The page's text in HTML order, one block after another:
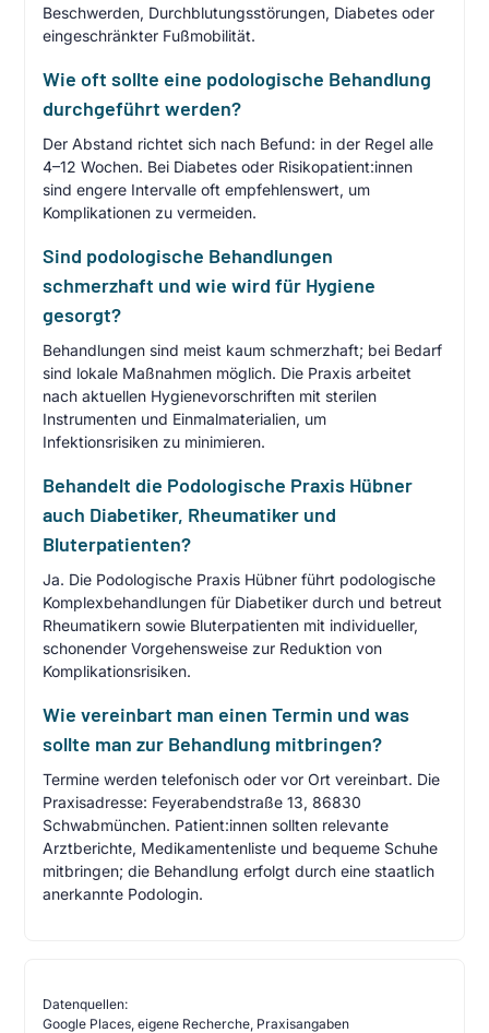
Beschwerden, Durchblutungsstörungen, Diabetes oder
eingeschränkter Fußmobilität.
Wie oft sollte eine podologische Behandlung
durchgeführt werden?
Der Abstand richtet sich nach Befund: in der Regel alle
4–12 Wochen. Bei Diabetes oder Risikopatient:innen
sind engere Intervalle oft empfehlenswert, um
Komplikationen zu vermeiden.
Sind podologische Behandlungen
schmerzhaft und wie wird für Hygiene
gesorgt?
Behandlungen sind meist kaum schmerzhaft; bei Bedarf
sind lokale Maßnahmen möglich. Die Praxis arbeitet
nach aktuellen Hygienevorschriften mit sterilen
Instrumenten und Einmalmaterialien, um
Infektionsrisiken zu minimieren.
Behandelt die Podologische Praxis Hübner
auch Diabetiker, Rheumatiker und
Bluterpatienten?
Ja. Die Podologische Praxis Hübner führt podologische
Komplexbehandlungen für Diabetiker durch und betreut
Rheumatikern sowie Bluterpatienten mit individueller,
schonender Vorgehensweise zur Reduktion von
Komplikationsrisiken.
Wie vereinbart man einen Termin und was
sollte man zur Behandlung mitbringen?
Termine werden telefonisch oder vor Ort vereinbart. Die
Praxisadresse: Feyerabendstraße 13, 86830
Schwabmünchen. Patient:innen sollten relevante
Arztberichte, Medikamentenliste und bequeme Schuhe
mitbringen; die Behandlung erfolgt durch eine staatlich
anerkannte Podologin.
Datenquellen:
Google Places, eigene Recherche, Praxisangaben